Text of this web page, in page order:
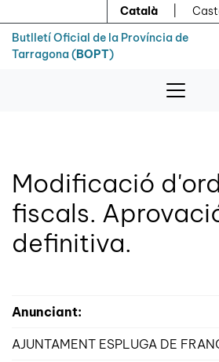
Català
Butlletí Oficial de la Província de
Tarragona (BOPT)
Modificació
fiscals.
definitiva.
Anunciant:
AJUNTAMENT ESPLUGA DE